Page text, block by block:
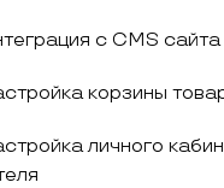
с CMS сайта
корзины
личного